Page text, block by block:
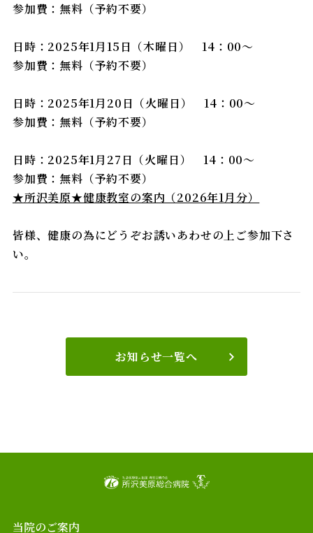
外来案内 入院案内 手術案内
参加費：無料（予約不要）
日時：2025年1月15日（木曜日） 14：00～
参加費：無料（予約不要）
日時：2025年1月20日（火曜日） 14：00～
参加費：無料（予約不要）
日時：2025年1月27日（火曜日） 14：00～
参加費：無料（予約不要）
★所沢美原★健康教室の案内（2026年1月分）
皆様、健康の為にどうぞお誘いあわせの上ご参加下さ
い。
お知らせ一覧へ
当院のご案内